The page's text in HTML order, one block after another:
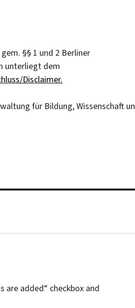
§§ 1 und 2 Berliner
unterliegt dem
Disclaimer.
für Bildung, Wissenschaft
added“ checkbox and